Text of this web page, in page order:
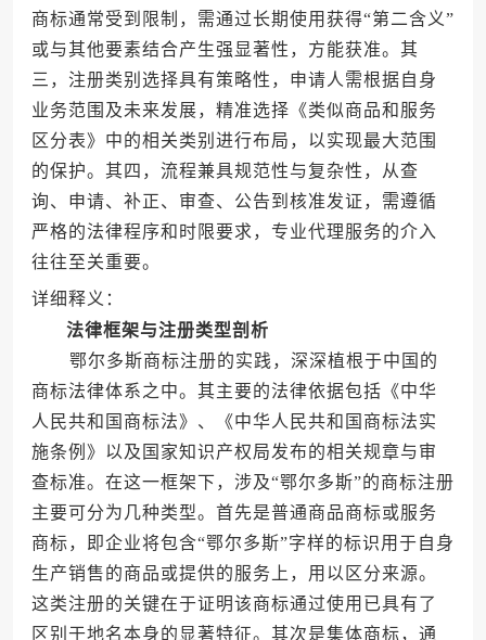
商标通常受到限制，需通过长期使用获得“第二含义”
或与其他要素结合产生强显著性，方能获准。其
三，注册类别选择具有策略性，申请人需根据自身
业务范围及未来发展，精准选择《类似商品和服务
区分表》中的相关类别进行布局，以实现最大范围
的保护。其四，流程兼具规范性与复杂性，从查
询、申请、补正、审查、公告到核准发证，需遵循
严格的法律程序和时限要求，专业代理服务的介入
往往至关重要。
详细释义：
法律框架与注册类型剖析
鄂尔多斯商标注册的实践，深深植根于中国的
商标法律体系之中。其主要的法律依据包括《中华
人民共和国商标法》、《中华人民共和国商标法实
施条例》以及国家知识产权局发布的相关规章与审
查标准。在这一框架下，涉及“鄂尔多斯”的商标注册
主要可分为几种类型。首先是普通商品商标或服务
商标，即企业将包含“鄂尔多斯”字样的标识用于自身
生产销售的商品或提供的服务上，用以区分来源。
这类注册的关键在于证明该商标通过使用已具有了
区别于地名本身的显著特征。其次是集体商标，通